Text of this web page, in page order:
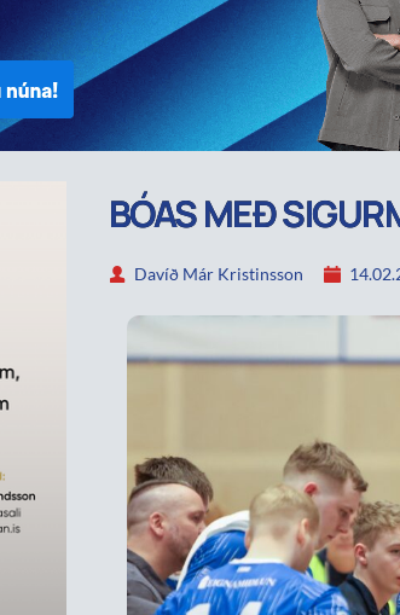
BÓAS MEÐ
Davíð Már Kristinsson